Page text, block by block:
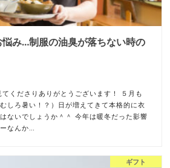
み…制服の油臭が落ちない時の
くださりありがとうございます！ ５月も
しろ暑い！？）日が増えてきて本格的に衣
ないでしょうか＾＾ 今年は暖冬だった影響
なんか…
ギフト